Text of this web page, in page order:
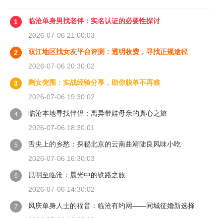
1
临沧单身男找老伴：实名认证的必要性探讨
2026-07-06 21:00:03
2
双江地区找女友平台评测：透明收费，寻找正规途径
2026-07-06 20:30:02
3
剩女突围：实战经验分享，助你脱单不再难
2026-07-06 19:30:02
4
临沧本地寻找伴侣：离异带娃母亲的真心之旅
2026-07-06 18:30:01
5
舌尖上的乡愁：探秘北京的云南曲靖陆良风味小吃
2026-07-06 16:30:03
6
昆明至临沧：晨光中的铁路之旅
2026-07-06 14:30:02
7
凤庆单身人士的福音：临沧有约网——同城征婚新选择